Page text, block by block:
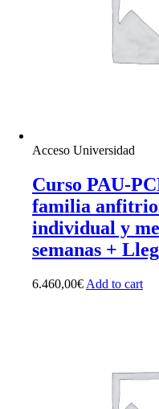
Acceso Universidad
Curso PAU-
familia
individual y
semanas +
6.460,00€ Add to cart